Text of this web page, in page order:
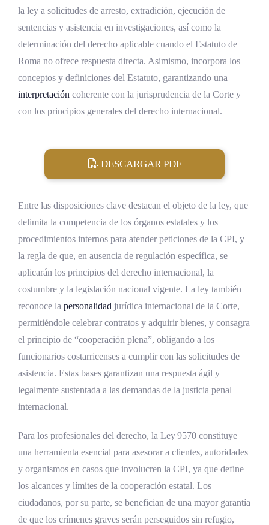
la ley a solicitudes de arresto, extradición, ejecución de
sentencias y asistencia en investigaciones, así como la
determinación del derecho aplicable cuando el Estatuto de
Roma no ofrece respuesta directa. Asimismo, incorpora los
conceptos y definiciones del Estatuto, garantizando una
interpretación coherente con la jurisprudencia de la Corte y
con los principios generales del derecho internacional.
DESCARGAR PDF
Entre las disposiciones clave destacan el objeto de la ley, que
delimita la competencia de los órganos estatales y los
procedimientos internos para atender peticiones de la CPI, y
la regla de que, en ausencia de regulación específica, se
aplicarán los principios del derecho internacional, la
costumbre y la legislación nacional vigente. La ley también
reconoce la personalidad jurídica internacional de la Corte,
permitiéndole celebrar contratos y adquirir bienes, y consagra
el principio de “cooperación plena”, obligando a los
funcionarios costarricenses a cumplir con las solicitudes de
asistencia. Estas bases garantizan una respuesta ágil y
legalmente sustentada a las demandas de la justicia penal
internacional.
Para los profesionales del derecho, la Ley 9570 constituye
una herramienta esencial para asesorar a clientes, autoridades
y organismos en casos que involucren la CPI, ya que define
los alcances y límites de la cooperación estatal. Los
ciudadanos, por su parte, se benefician de una mayor garantía
de que los crímenes graves serán perseguidos sin refugio,